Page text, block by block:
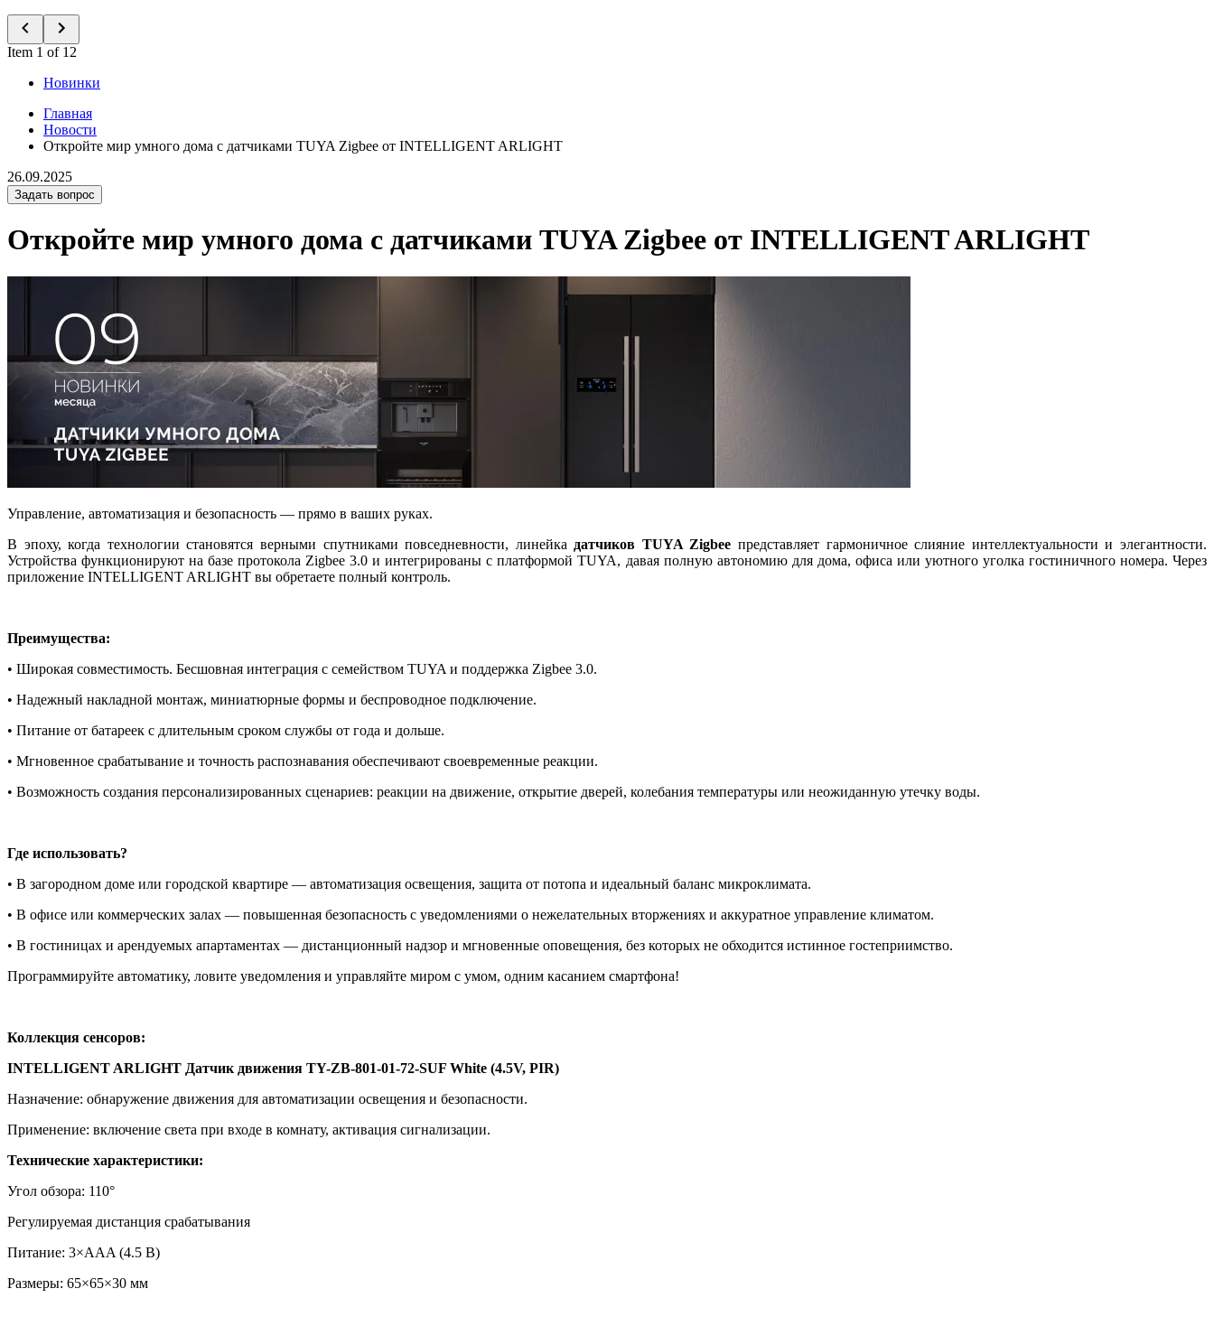
Item 1 of 12
Новинки
Главная
Новости
Откройте мир умного дома с датчиками TUYA Zigbee от INTELLIGENT ARLIGHT
26.09.2025
Задать вопрос
Откройте мир умного дома с датчиками TUYA Zigbee от INTELLIGENT ARLIGHT
Управление, автоматизация и безопасность — прямо в ваших руках.
В эпоху, когда технологии становятся верными спутниками повседневности, линейка датчиков TUYA Zigbee представляет гармоничное слияние интеллектуальности и элегантности.
Устройства функционируют на базе протокола Zigbee 3.0 и интегрированы с платформой TUYA, давая полную автономию для дома, офиса или уютного уголка гостиничного номера. Через
приложение INTELLIGENT ARLIGHT вы обретаете полный контроль.
Преимущества:
• Широкая совместимость. Бесшовная интеграция с семейством TUYA и поддержка Zigbee 3.0.
• Надежный накладной монтаж, миниатюрные формы и беспроводное подключение.
• Питание от батареек с длительным сроком службы от года и дольше.
• Мгновенное срабатывание и точность распознавания обеспечивают своевременные реакции.
• Возможность создания персонализированных сценариев: реакции на движение, открытие дверей, колебания температуры или неожиданную утечку воды.
Где использовать?
• В загородном доме или городской квартире — автоматизация освещения, защита от потопа и идеальный баланс микроклимата.
• В офисе или коммерческих залах — повышенная безопасность с уведомлениями о нежелательных вторжениях и аккуратное управление климатом.
• В гостиницах и арендуемых апартаментах — дистанционный надзор и мгновенные оповещения, без которых не обходится истинное гостеприимство.
Программируйте автоматику, ловите уведомления и управляйте миром с умом, одним касанием смартфона!
Коллекция сенсоров:
INTELLIGENT ARLIGHT Датчик движения TY-ZB-801-01-72-SUF White (4.5V, PIR)
Назначение: обнаружение движения для автоматизации освещения и безопасности.
Применение: включение света при входе в комнату, активация сигнализации.
Технические характеристики:
Угол обзора: 110°
Регулируемая дистанция срабатывания
Питание: 3×AAA (4.5 В)
Размеры: 65×65×30 мм